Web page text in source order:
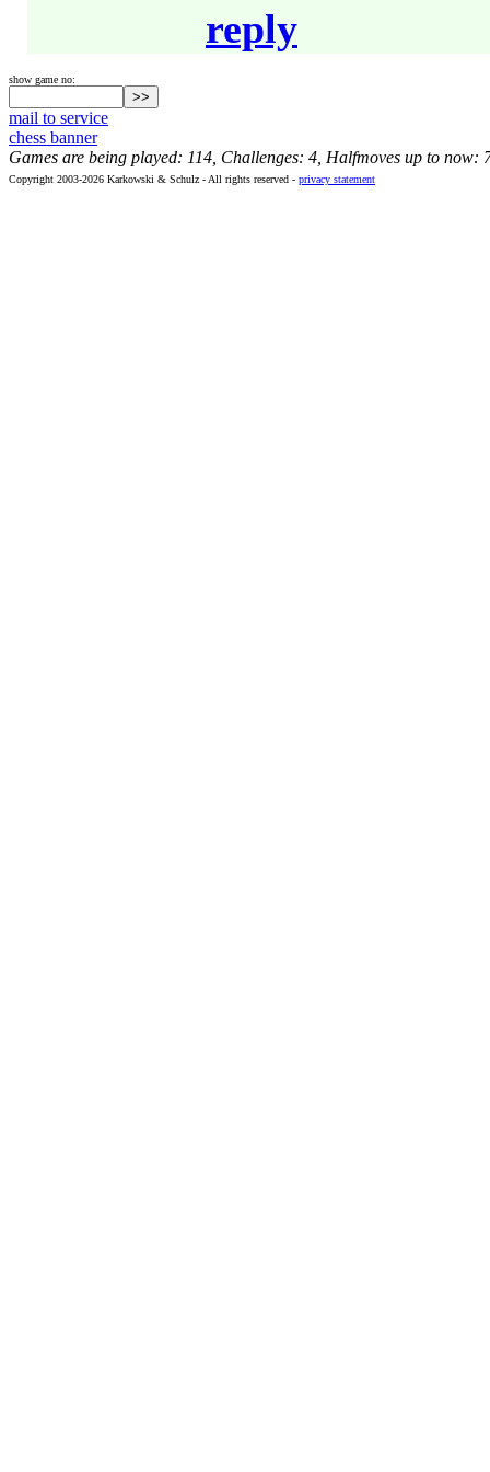
reply
show game no:
mail to service
chess banner
Games are being played: 114, Challenges: 4, Halfmoves up to now:
Copyright 2003-2026 Karkowski & Schulz - All rights reserved - privacy statement